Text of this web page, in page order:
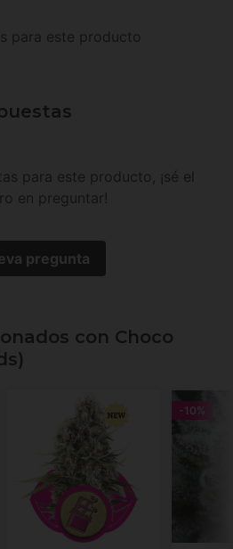
para este producto
para este producto, ¡sé el
en preguntar!
pregunta
con Choco
-10%